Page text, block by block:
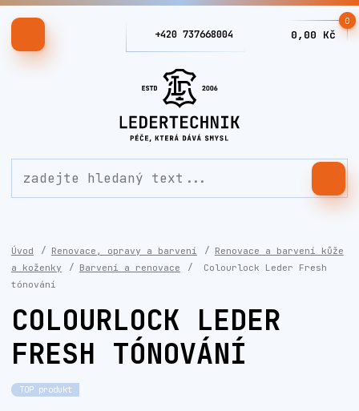
+420 737668004
0
0,00 Kč
Úvod Renovace, opravy a barvení
Renovace a barvení kůže
a koženky
Barvení a renovace
Colourlock Leder Fresh
tónování
COLOURLOCK LEDER
FRESH TÓNOVÁNÍ
TOP produkt